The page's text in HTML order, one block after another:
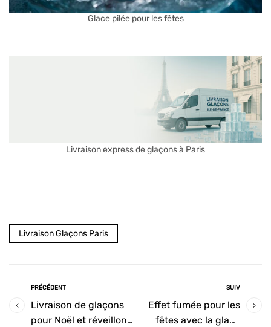
Glace pilée pour les fêtes
Livraison express de glaçons à Paris
Livraison Glaçons Paris
PRÉCÉDENT
Livraison de glaçons
pour Noël et réveillons
SUIV
Effet fumée pour les
fêtes avec la glace